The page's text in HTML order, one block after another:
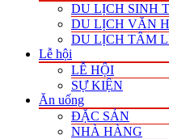
DU LỊCH SINH
DU LỊCH VĂN
DU LỊCH TÂM
Lễ hội
LỄ HỘI
SỰ KIỆN
Ăn uống
ĐẶC SẢN
NHÀ HÀNG